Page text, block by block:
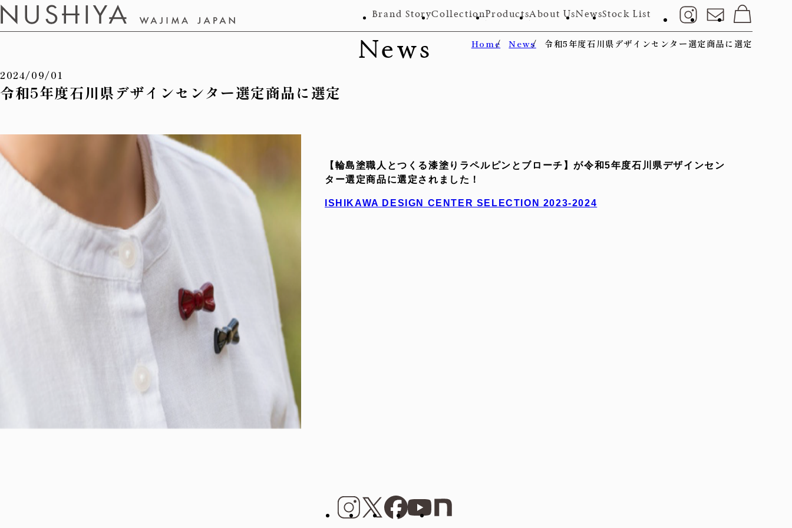
Brand StoryCollectionProductsAbout Us NewsStock List
Home News 令和5年度石川県デザインセンター選定商品に選定
News
2024/09/01
令和5年度石川県デザインセンター選定商品に選定
【輪島塗職人とつくる漆塗りラペルピンとブローチ】が令和5年度石川県デザインセン
ター選定商品に選定されました！
ISHIKAWA DESIGN CENTER SELECTION 2023-2024